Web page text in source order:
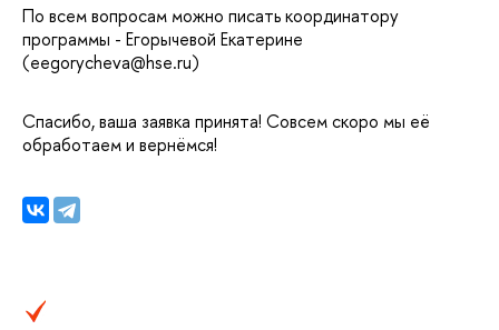
По всем вопросам можно писать координатору
программы - Егорычевой Екатерине
(eegorycheva@hse.ru)
Спасибо, ваша заявка принята! Совсем скоро мы её
обработаем и вернёмся!